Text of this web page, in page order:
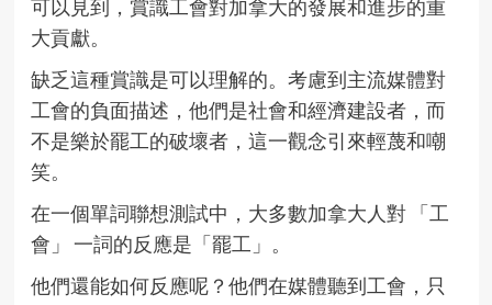
可以見到，賞識工會對加拿大的發展和進步的重
大貢獻。
缺乏這種賞識是可以理解的。考慮到主流媒體對
工會的負面描述，他們是社會和經濟建設者，而
不是樂於罷工的破壞者，這一觀念引來輕蔑和嘲
笑。
在一個單詞聯想測試中，大多數加拿大人對 「工
會」 一詞的反應是「罷工」。
他們還能如何反應呢？他們在媒體聽到工會，只